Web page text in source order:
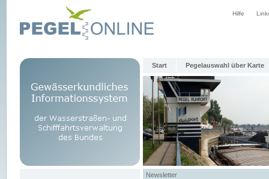
Hilfe
Start Pegelauswahl über Karte
Newsletter